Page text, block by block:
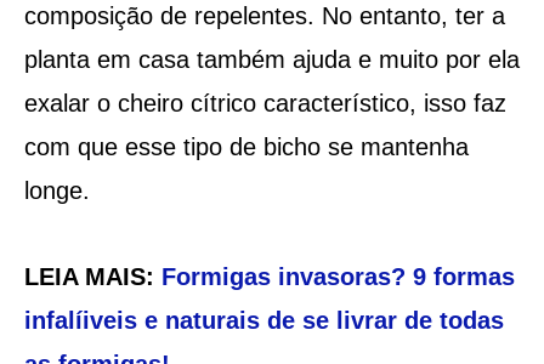
composição de repelentes. No entanto, ter a
planta em casa também ajuda e muito por ela
exalar o cheiro cítrico característico, isso faz
com que esse tipo de bicho se mantenha
longe.
LEIA MAIS: Formigas invasoras? 9 formas
infalíiveis e naturais de se livrar de todas